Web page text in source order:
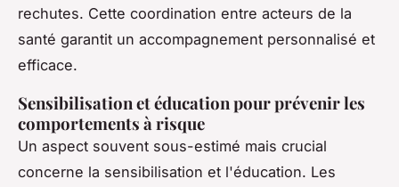
rechutes. Cette coordination entre acteurs de la
santé garantit un accompagnement personnalisé et
efficace.
Sensibilisation et éducation pour prévenir les
comportements à risque
Un aspect souvent sous-estimé mais crucial
concerne la sensibilisation et l'éducation. Les